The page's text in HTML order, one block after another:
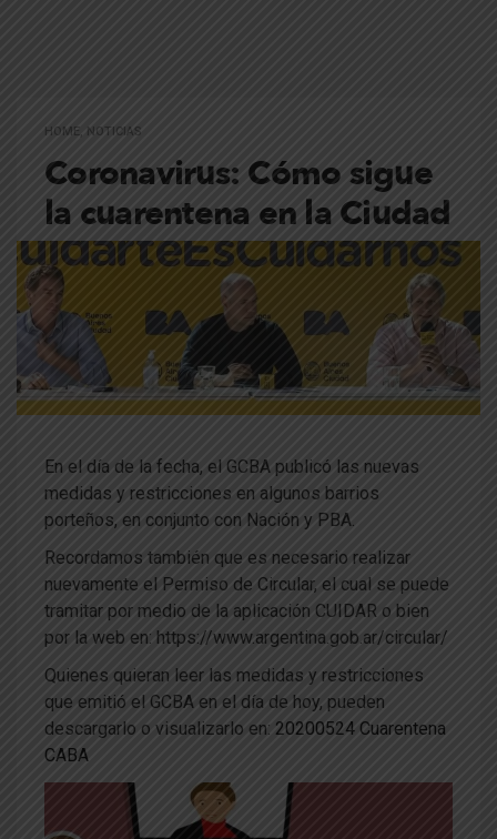
HOME NOTICIAS
Coronavirus: Cómo sigue
la cuarentena en la Ciudad
En el día de la fecha, el GCBA publicó las nuevas
medidas y restricciones en algunos barrios
porteños, en conjunto con Nación y PBA.
Recordamos también que es necesario realizar
nuevamente el Permiso de Circular, el cual se puede
tramitar por medio de la aplicación CUIDAR o bien
por la web en: https://www.argentina.gob.ar/circular/
Quienes quieran leer las medidas y restricciones
que emitió el GCBA en el día de hoy, pueden
descargarlo o visualizarlo en: 20200524 Cuarentena
CABA